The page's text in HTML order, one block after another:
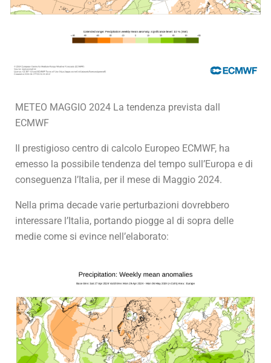
METEO MAGGIO 2024 La tendenza prevista dall
ECMWF
Il prestigioso centro di calcolo Europeo ECMWF, ha
emesso la possibile tendenza del tempo sull’Europa e di
conseguenza l’Italia, per il mese di Maggio 2024.
Nella prima decade varie perturbazioni dovrebbero
interessare l’Italia, portando piogge al di sopra delle
medie come si evince nell’elaborato: